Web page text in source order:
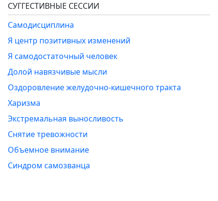
СУГГЕСТИВНЫЕ СЕССИИ
Самодисциплина
Я центр позитивных изменений
Я самодостаточный человек
Долой навязчивые мысли
Оздоровление желудочно-кишечного тракта
Харизма
Экстремальная выносливость
Снятие тревожности
Объемное внимание
Синдром самозванца